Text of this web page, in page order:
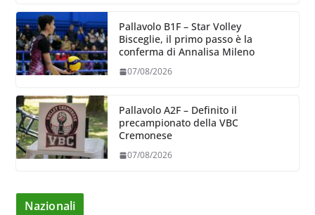
Pallavolo B1F – Star Volley
Bisceglie, il primo passo è la
conferma di Annalisa Mileno
07/08/2026
Pallavolo A2F – Definito il
precampionato della VBC
Cremonese
07/08/2026
Nazionali